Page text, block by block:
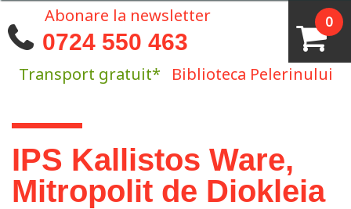
0
Abonare la newsletter
0724 550 463
Transport gratuit* Biblioteca Pelerinului
Eşti aici
IPS Kallistos Ware,
Mitropolit de Diokleia